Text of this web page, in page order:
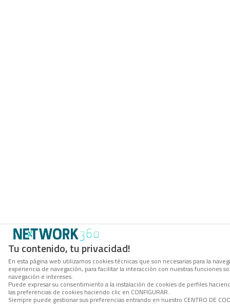
Tu contenido, tu privacidad!
En esta página web utilizamos cookies técnicas que son necesarias para la
experiencia de navegación, para facilitar la interacción con nuestras funciones
navegación e intereses.
Puede expresar su consentimiento a la instalación de cookies de perfiles
las preferencias de cookies haciendo clic en CONFIGURAR.
Siempre puede gestionar sus preferencias entrando en nuestro CENTRO DE